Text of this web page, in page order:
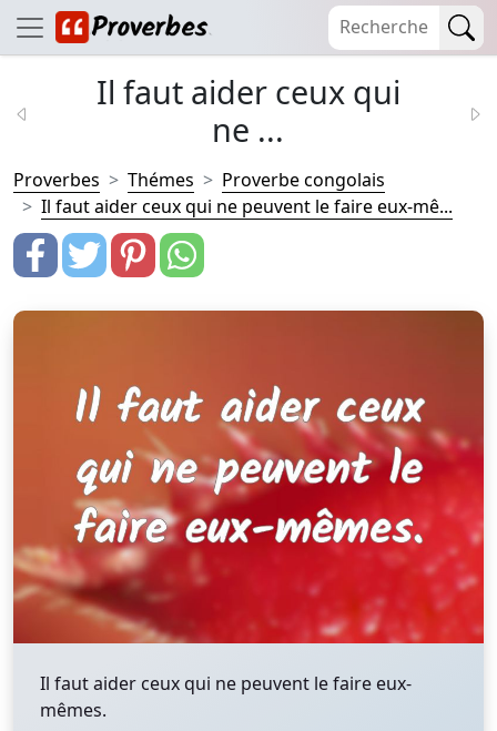
Il faut aider ceux qui
ne ...
Proverbes Thémes
Proverbe congolais
Il faut aider ceux qui ne peuvent le faire eux-mê...
Il faut aider ceux qui ne peuvent le faire eux-
mêmes.